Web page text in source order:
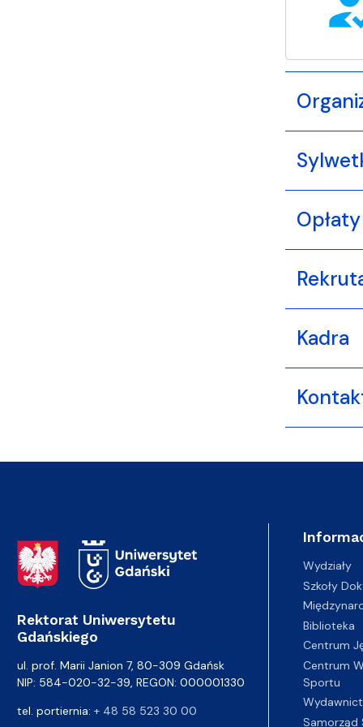
Opłaty
Kadra
Adres Rektoratu
Rektorat Uniwersytetu
Gdańskiego
ul. prof. Marii Janion 7, 80-309 Gdańsk
NIP: 584-020-32-39, REGON: 000001330
tel. portiernia: + 48 58 523 30 00
Wydziały
Szkoły
Biblioteka
Centrum
Centrum
Sportu
Samorząd